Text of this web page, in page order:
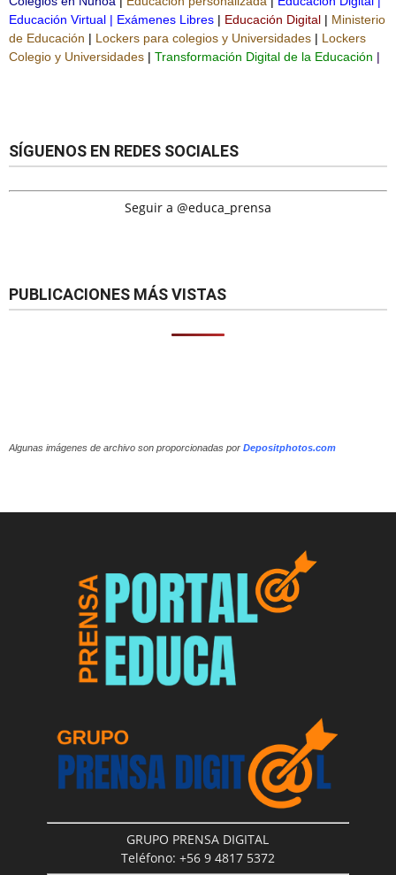
Educación Virtual | Exámenes Libres | Educación Digital | Ministerio
de Educación | Lockers para colegios y Universidades | Lockers
Colegio y Universidades | Transformación Digital de la Educación |
SÍGUENOS EN REDES SOCIALES
Seguir a @educa_prensa
PUBLICACIONES MÁS VISTAS
Algunas imágenes de archivo son proporcionadas por Depositphotos.com
GRUPO PRENSA DIGITAL
Teléfono: +56 9 4817 5372